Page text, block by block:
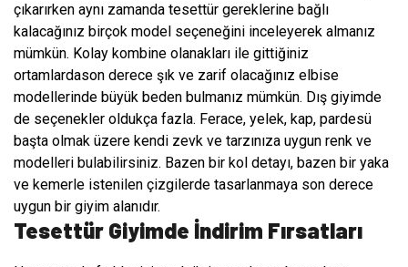
çıkarırken aynı zamanda tesettür gereklerine bağlı
kalacağınız birçok model seçeneğini inceleyerek almanız
mümkün. Kolay kombine olanakları ile gittiğiniz
ortamlardason derece şık ve zarif olacağınız elbise
modellerinde büyük beden bulmanız mümkün. Dış giyimde
de seçenekler oldukça fazla. Ferace, yelek, kap, pardesü
başta olmak üzere kendi zevk ve tarzınıza uygun renk ve
modelleri bulabilirsiniz. Bazen bir kol detayı, bazen bir yaka
ve kemerle istenilen çizgilerde tasarlanmaya son derece
uygun bir giyim alanıdır.
Tesettür Giyimde İndirim Fırsatları